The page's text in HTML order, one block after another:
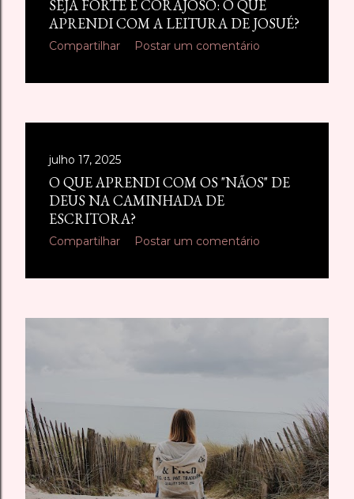
SEJA FORTE E CORAJOSO: O QUE
APRENDI COM A LEITURA DE JOSUÉ?
Compartilhar Postar um comentário
julho 17, 2025
O QUE APRENDI COM OS "NÃOS" DE
DEUS NA CAMINHADA DE
ESCRITORA?
Compartilhar Postar um comentário